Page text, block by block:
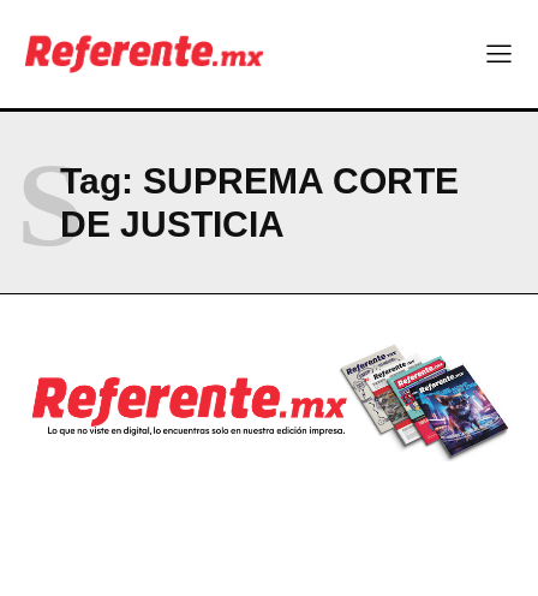
¿Y si el futuro industrial de Chihuahua estuviera en el aire?
partida
Company
ABOUT
CONTACT
NEWSLETTER
Tag: SUPREMA CORTE
DE JUSTICIA
S